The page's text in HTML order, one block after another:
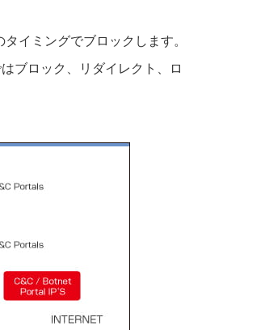
イミングでブロックします。
ブロック、リダイレクト、ロ